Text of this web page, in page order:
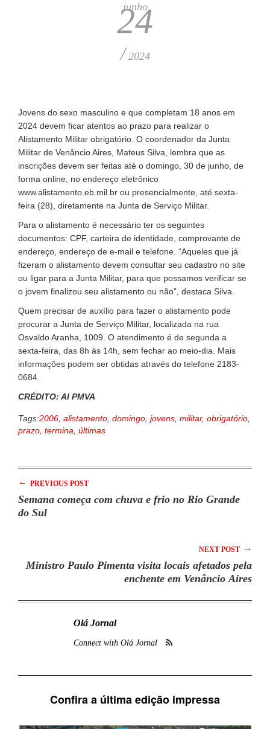
junho
24
/ 2024
Jovens do sexo masculino e que completam 18 anos em
2024 devem ficar atentos ao prazo para realizar o
Alistamento Militar obrigatório. O coordenador da Junta
Militar de Venâncio Aires, Mateus Silva, lembra que as
inscrições devem ser feitas até o domingo, 30 de junho, de
forma online, no endereço eletrônico
www.alistamento.eb.mil.br ou presencialmente, até sexta-
feira (28), diretamente na Junta de Serviço Militar.
Para o alistamento é necessário ter os seguintes
documentos: CPF, carteira de identidade, comprovante de
endereço, endereço de e-mail e telefone. “Aqueles que já
fizeram o alistamento devem consultar seu cadastro no site
ou ligar para a Junta Militar, para que possamos verificar se
o jovem finalizou seu alistamento ou não”, destaca Silva.
Quem precisar de auxílio para fazer o alistamento pode
procurar a Junta de Serviço Militar, localizada na rua
Osvaldo Aranha, 1009. O atendimento é de segunda a
sexta-feira, das 8h às 14h, sem fechar ao meio-dia. Mais
informações podem ser obtidas através do telefone 2183-
0684.
CRÉDITO: AI PMVA
Tags:2006, alistamento, domingo, jovens, militar, obrigatório,
prazo, termina, últimas
← PREVIOUS POST
Semana começa com chuva e frio no Rio Grande
do Sul
NEXT POST →
Ministro Paulo Pimenta visita locais afetados pela
enchente em Venâncio Aires
Olá Jornal
Connect with Olá Jornal
Confira a última edição impressa